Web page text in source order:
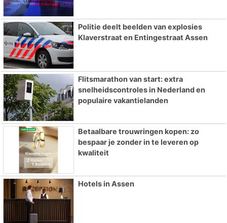
Politie deelt beelden van explosies
Klaverstraat en Entingestraat Assen
Flitsmarathon van start: extra
snelheidscontroles in Nederland en
populaire vakantielanden
Betaalbare trouwringen kopen: zo
bespaar je zonder in te leveren op
kwaliteit
Hotels in Assen